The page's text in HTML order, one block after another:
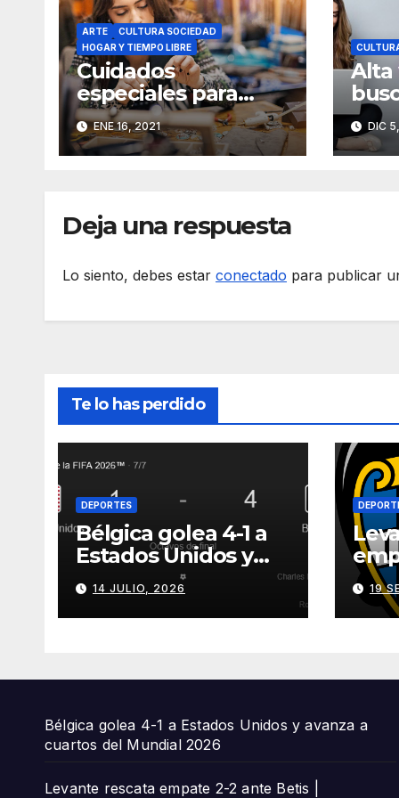
ARTE
CULTURA SOCIEDAD
HOGAR Y TIEMPO LIBRE
Cuidados
especiales para
nuestras joyas
acero inoxidable
ENE 16, 2021
Alta
más
DIC
Deja una respuesta
Lo siento, debes estar conectado para publicar
Te lo has perdido
DEPORTES
Bélgica golea 4-1 a
Estados Unidos y
avanza a cuartos del
Mundial 2026
14 JULIO, 2026 19
Bélgica golea 4-1 a Estados Unidos y avanza a
cuartos del Mundial 2026
Levante rescata empate 2-2 ante Betis |